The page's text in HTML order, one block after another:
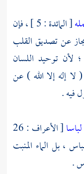
[ المائدة : 5 ] ، فإن
: 35 ] مجاز عن تصديق القلب
؛ لأن توحيد اللسان
إله إلا الله ) عن
فيه .
[ الأعراف : 26
، بل الماء المنبت
.